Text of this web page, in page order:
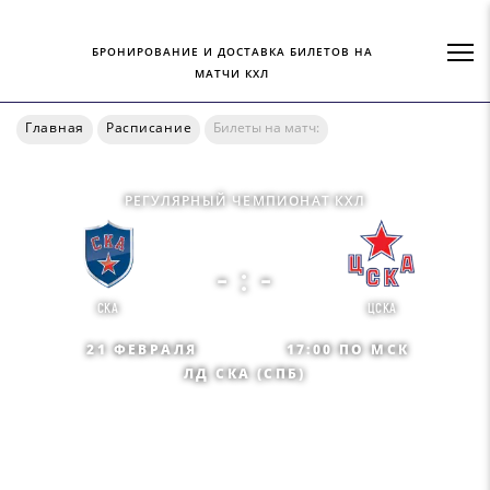
БРОНИРОВАНИЕ И ДОСТАВКА БИЛЕТОВ НА
МАТЧИ КХЛ
Главная Расписание Билеты на матч:
РЕГУЛЯРНЫЙ ЧЕМПИОНАТ КХЛ
СКА
- : -
ЦСКА
21 ФЕВРАЛЯ
17:00 ПО МСК
ЛД СКА (СПБ)